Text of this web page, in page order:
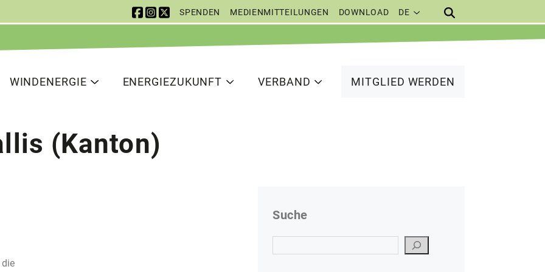
SPENDEN MEDIENMITTEILUNGEN DOWNLOAD DE
WINDENERGIE ENERGIEZUKUNFT VERBAND MITGLIED WERDEN
(Kanton)
Suche